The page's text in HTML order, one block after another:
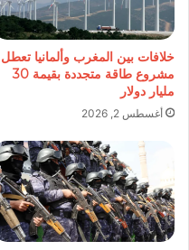
خلافات بين المغرب وألمانيا تعطل
مشروع طاقة متجددة بقيمة 30
مليار دولار
أغسطس 2, 2026